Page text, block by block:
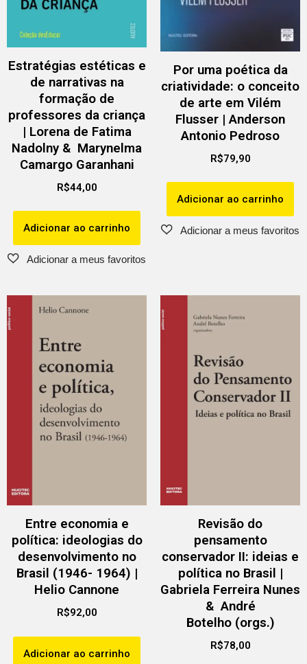
Estratégias estéticas e
de narrativas na
formação de
professores da criança
| Lorena de Fatima
Nadolny & Marynelma
Camargo Garanhani
R$44,00
Adicionar ao carrinho
Por uma poética da
criatividade: o conceito
de arte em Vilém
Flusser | Anderson
Antonio Pedroso
R$79,90
Adicionar ao carrinho
Entre economia e
política: ideologias do
desenvolvimento no
Brasil (1946- 1964) |
Helio Cannone
R$92,00
Adicionar ao carrinho
Revisão do
pensamento
conservador II: ideias e
política no Brasil |
Gabriela Ferreira Nunes
& André
Botelho (orgs.)
R$78,00